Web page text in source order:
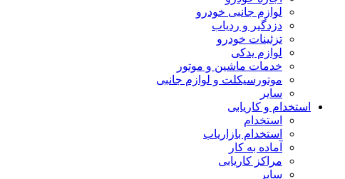
لوازم جانبی خودرو
دزدگیر و ردیاب
تزئینات خودرو
لوازم یدکی
خدمات ماشین و موتور
موتورسیکلت و لوازم جانبی
سایر
استخدام و کاریابی
استخدام
استخدام بازاریاب
آماده به کار
مراکز کاریابی
سایر